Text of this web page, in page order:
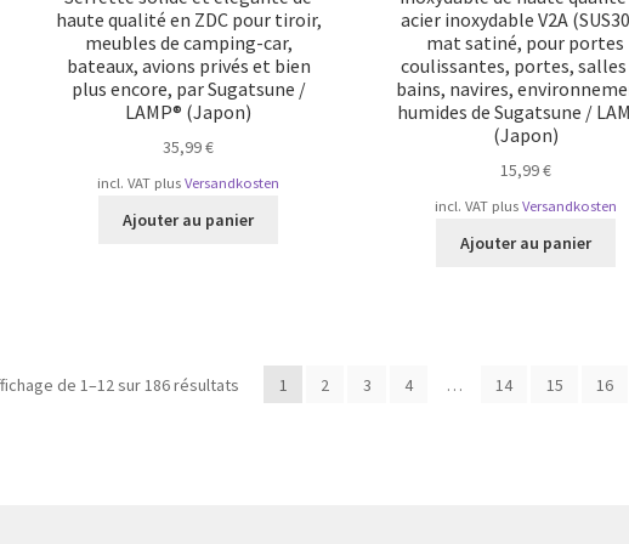
haute qualité en ZDC pour tiroir,
meubles de camping-car,
bateaux, avions privés et bien
plus encore, par Sugatsune /
LAMP® (Japon)
35,99€
incl. VAT plusVersandkosten
Ajouter au panier
acier inoxydable V2A
mat satiné, pour portes
coulissantes, portes, salles
bains, navires,
humides de Sugatsune /
(Japon)
15,99€
incl. VAT plus Versandkosten
Ajouter au panier
de 1–12 sur 186 résultats 1 2 3 4 … 14 15 16